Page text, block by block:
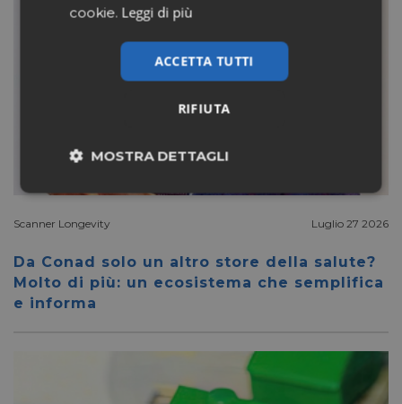
Scanner Longevity Luglio 27 2026
Da Conad solo un altro store della salute?
Molto di più: un ecosistema che semplifica
e informa
cookie. Leggi di più
ACCETTA TUTTI
RIFIUTA
MOSTRA DETTAGLI
Necessari Marketing
Non classificati
Marketing Non classificati